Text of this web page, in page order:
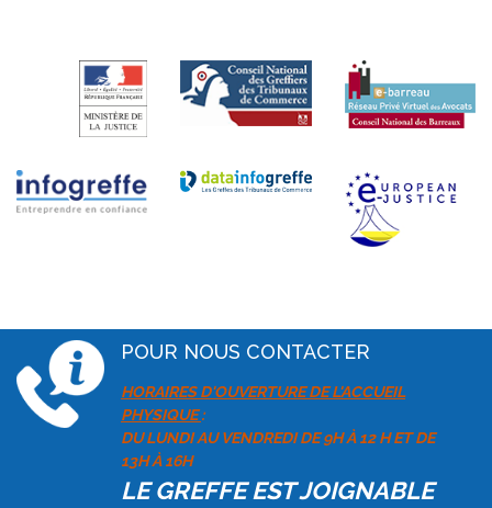
POUR NOUS CONTACTER
HORAIRES D'OUVERTURE DE L'ACCUEIL
PHYSIQUE:
DU LUNDI AU VENDREDI DE 9H À 12 H ET DE
13H À 16H
LE GREFFE EST JOIGNABLE